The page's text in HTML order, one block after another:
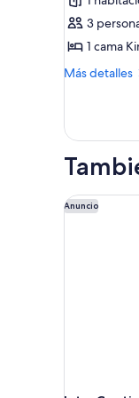
ejecutiva,
1
cama
3
1 cama
Más detalles
Más
ejecutiva,
cama
size
Anuncio